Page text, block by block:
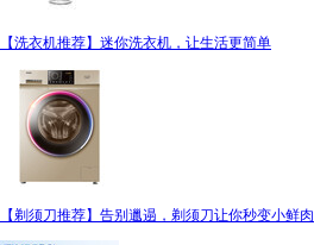
【洗衣机推荐】迷你洗衣机，让生活更简单
【剃须刀推荐】告别邋遢，剃须刀让你秒变小鲜肉